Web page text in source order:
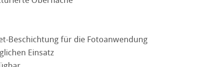
Rag
Beschichtung für die Fotoanwendung
Einsatz